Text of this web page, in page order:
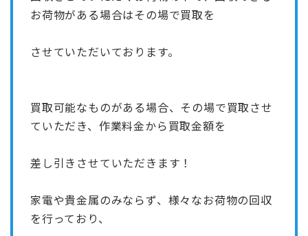
お荷物がある場合はその場で買取を
させていただいております。
買取可能なものがある場合、その場で買取させ
ていただき、作業料金から買取金額を
差し引きさせていただきます！
家電や貴金属のみならず、様々なお荷物の回収
を行っており、